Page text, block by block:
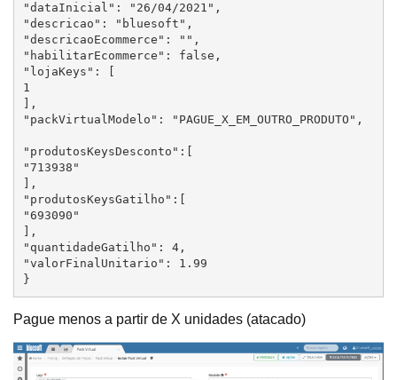
"dataInicial": "26/04/2021",
"descricao": "bluesoft",
"descricaoEcommerce": "",
"habilitarEcommerce": false,
"lojaKeys": [
1
],
"packVirtualModelo": "PAGUE_X_EM_OUTRO_PRODUTO",
"produtosKeysDesconto":[
"713938"
],
"produtosKeysGatilho":[
"693090"
],
"quantidadeGatilho": 4,
"valorFinalUnitario": 1.99
}
Pague menos a partir de X unidades (atacado)